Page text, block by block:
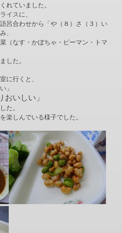
れていました。
イスに、
呂合わせから「や（８）さ（３）い
、
（なす・かぼちゃ・ピーマン・トマ
した。
に行くと、
」
おいしい」
た。
楽しんでいる様子でした。